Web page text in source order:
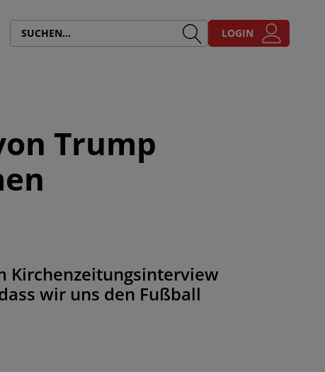
LOGIN
Trump
Kirchenzeitungsinterview
wir uns den Fußball